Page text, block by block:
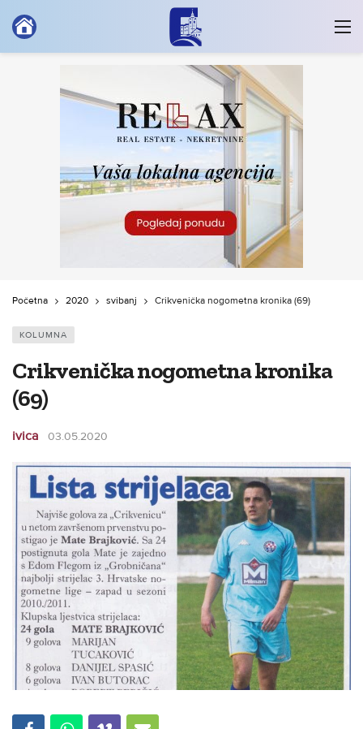
Početna 2020 svibanj Crikvenička nogometna kronika (69)
KOLUMNA
Crikvenička nogometna kronika
(69)
ivica 03.05.2020